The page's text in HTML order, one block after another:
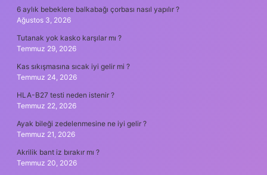
6 aylık bebeklere balkabağı çorbası nasıl yapılır ?
Ağustos 3, 2026
Tutanak yok kasko karşılar mı ?
Temmuz 29, 2026
Kas sıkışmasına sıcak iyi gelir mi ?
Temmuz 24, 2026
HLA-B27 testi neden istenir ?
Temmuz 22, 2026
Ayak bileği zedelenmesine ne iyi gelir ?
Temmuz 21, 2026
Akrilik bant iz bırakır mı ?
Temmuz 20, 2026